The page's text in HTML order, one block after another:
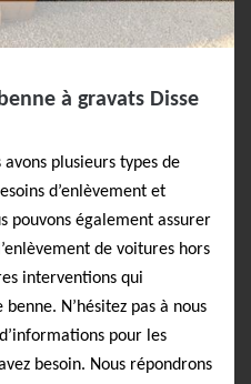
à gravats Disse
plusieurs types de
d’enlèvement et
pouvons également assurer
de voitures hors
interventions qui
N’hésitez pas à nous
pour les
besoin. Nous répondrons